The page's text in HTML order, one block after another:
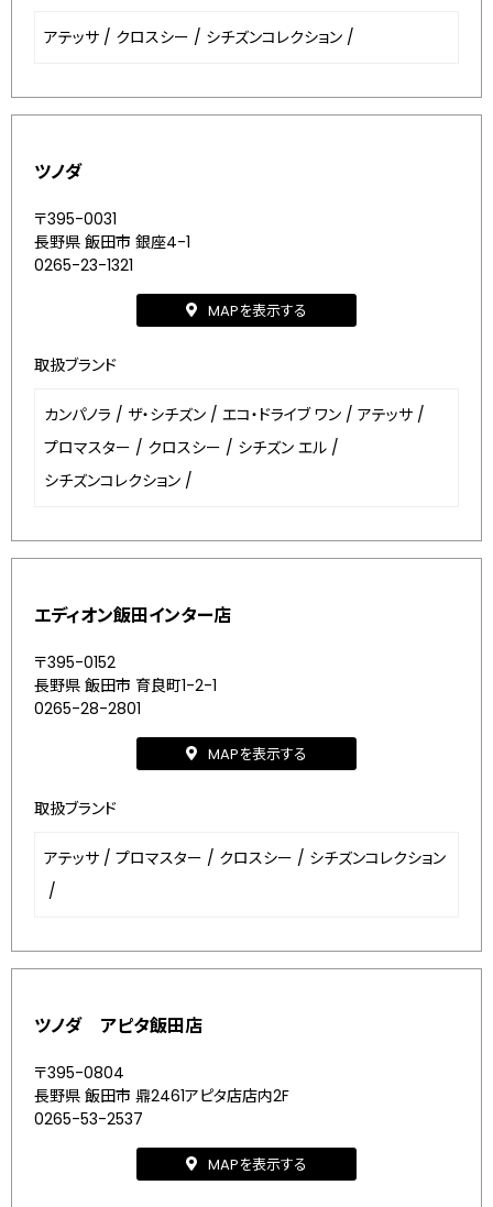
アテッサ / クロスシー / シチズンコレクション /
ツノダ
〒395-0031
長野県 飯田市 銀座4-1
0265-23-1321
MAPを表示する
取扱ブランド
カンパノラ / ザ・シチズン / エコ・ドライブ ワン / アテッサ /
プロマスター / クロスシー / シチズン エル /
シチズンコレクション /
エディオン飯田インター店
〒395-0152
長野県 飯田市 育良町1-2-1
0265-28-2801
MAPを表示する
取扱ブランド
アテッサ / プロマスター / クロスシー / シチズンコレクション
/
ツノダ アピタ飯田店
〒395-0804
長野県 飯田市 鼎2461アピタ店店内2F
0265-53-2537
MAPを表示する